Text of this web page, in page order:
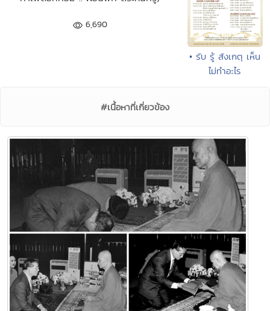
6,690
• รับ รู้ สังเกตุ เห็น
ไม่ทำอะไร
#เนื้อหาที่เกี่ยวข้อง